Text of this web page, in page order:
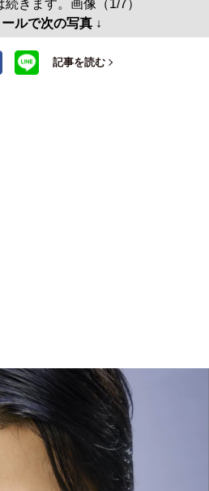
続きます。画像（1/7）
ルで次の写真 ↓
記事を読む